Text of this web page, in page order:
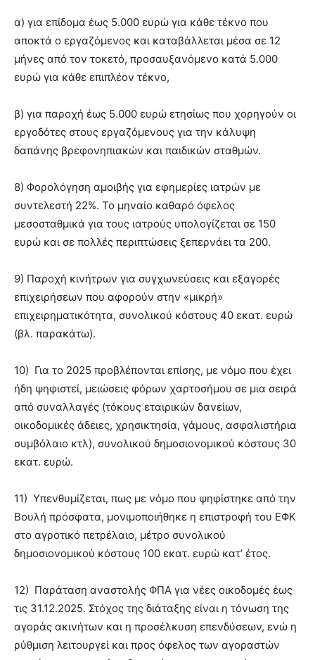
α) για επίδομα έως 5.000 ευρώ για κάθε τέκνο που
αποκτά ο εργαζόμενος και καταβάλλεται μέσα σε 12
μήνες από τον τοκετό, προσαυξανόμενο κατά 5.000
ευρώ για κάθε επιπλέον τέκνο,
β) για παροχή έως 5.000 ευρώ ετησίως που χορηγούν οι
εργοδότες στους εργαζόμενους για την κάλυψη
δαπάνης βρεφονηπιακών και παιδικών σταθμών.
8) Φορολόγηση αμοιβής για εφημερίες ιατρών με
συντελεστή 22%. Το μηναίο καθαρό όφελος
μεσοσταθμικά για τους ιατρούς υπολογίζεται σε 150
ευρώ και σε πολλές περιπτώσεις ξεπερνάει τα 200.
9) Παροχή κινήτρων για συγχωνεύσεις και εξαγορές
επιχειρήσεων που αφορούν στην «μικρή»
επιχειρηματικότητα, συνολικού κόστους 40 εκατ. ευρώ
(βλ. παρακάτω).
10) Για το 2025 προβλέπονται επίσης, με νόμο που έχει
ήδη ψηφιστεί, μειώσεις φόρων χαρτοσήμου σε μια σειρά
από συναλλαγές (τόκους εταιρικών δανείων,
οικοδομικές άδειες, χρησικτησία, γάμους, ασφαλιστήρια
συμβόλαιο κτλ), συνολικού δημοσιονομικού κόστους 30
εκατ. ευρώ.
11) Υπενθυμίζεται, πως με νόμο που ψηφίστηκε από την
Βουλή πρόσφατα, μονιμοποιήθηκε η επιστροφή του ΕΦΚ
στο αγροτικό πετρέλαιο, μέτρο συνολικού
δημοσιονομικού κόστους 100 εκατ. ευρώ κατ’ έτος.
12) Παράταση αναστολής ΦΠΑ για νέες οικοδομές έως
τις 31.12.2025. Στόχος της διάταξης είναι η τόνωση της
αγοράς ακινήτων και η προσέλκυση επενδύσεων, ενώ η
ρύθμιση λειτουργεί και προς όφελος των αγοραστών